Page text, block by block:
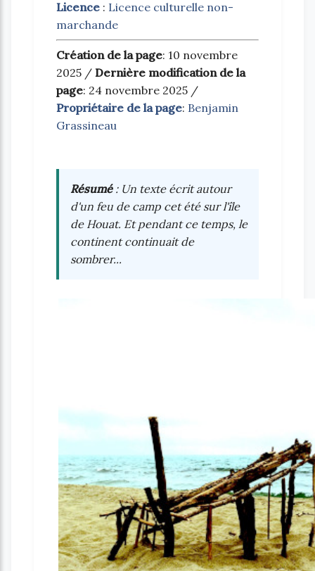
Licence : Licence culturelle non-
marchande
Création de la page: 10 novembre
2025 / Dernière modification de la
page: 24 novembre 2025 /
Propriétaire de la page: Benjamin
Grassineau
Résumé: Un texte écrit autour
d'un feu de camp cet été sur l'île
de Houat. Et pendant ce temps, le
continent continuait de
sombrer...